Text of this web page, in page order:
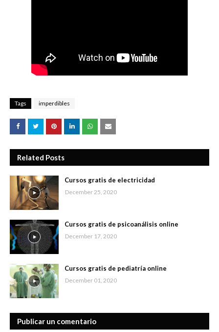
Tags imperdibles
Related Posts
Cursos gratis de electricidad
December 25, 2020
Cursos gratis de psicoanálisis online
December 17, 2020
Cursos gratis de pediatría online
December 01, 2020
Publicar un comentario